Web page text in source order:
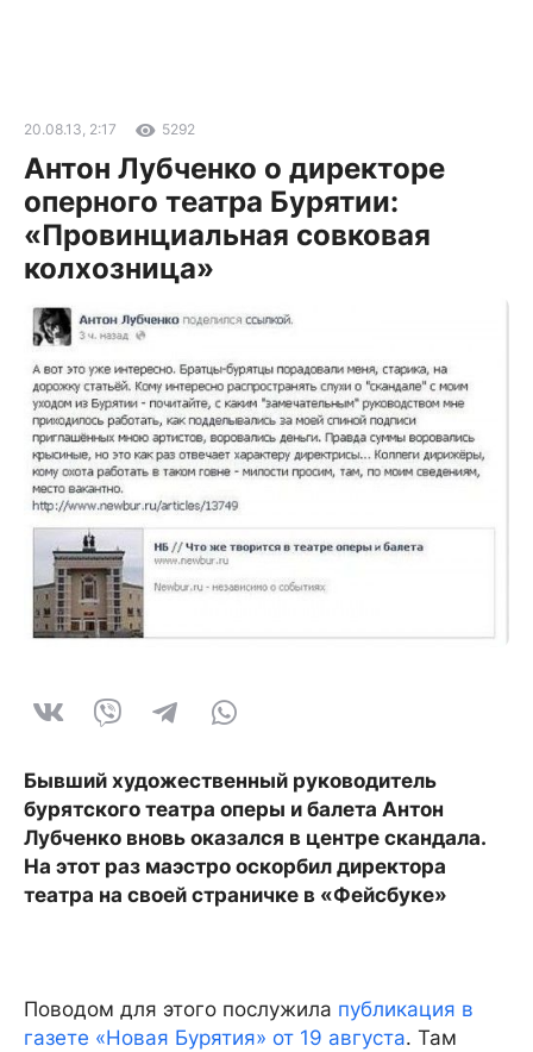
20.08.13, 2:17 5292
Антон Лубченко о директоре
оперного театра Бурятии:
«Провинциальная совковая
колхозница»
Бывший художественный руководитель
бурятского театра оперы и балета Антон
Лубченко вновь оказался в центре скандала.
На этот раз маэстро оскорбил директора
театра на своей страничке в «Фейсбуке»
Поводом для этого послужила публикация в
газете «Новая Бурятия» от 19 августа. Там